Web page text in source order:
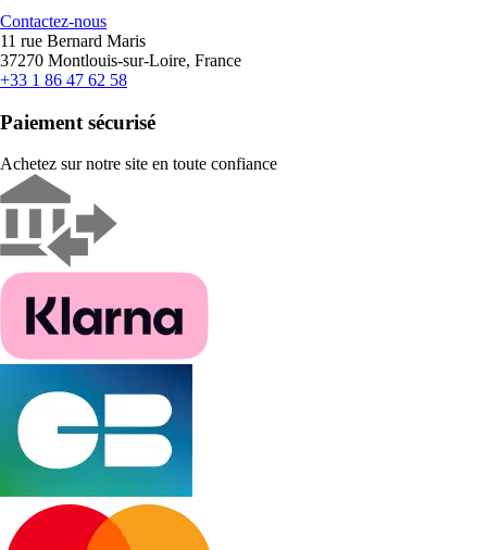
Contactez-nous
11 rue Bernard Maris
37270 Montlouis-sur-Loire, France
+33 1 86 47 62 58
Paiement sécurisé
Achetez sur notre site en toute confiance